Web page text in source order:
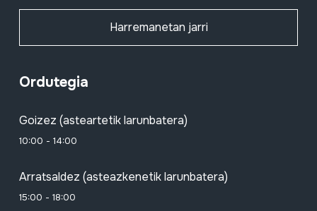
Harremanetan jarri
Ordutegia
Goizez (asteartetik larunbatera)
10:00 - 14:00
Arratsaldez (asteazkenetik larunbatera)
15:00 - 18:00